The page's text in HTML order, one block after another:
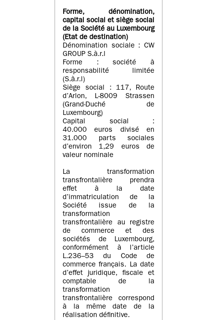
Forme, dénomination,
capital social et siège social
de la Société au Luxembourg
(Etat de destination)
Dénomination sociale : CW
GROUP S.à.r.l
Forme : société à
responsabilité limitée
(S.à.r.l)
Siège social : 117, Route
d’Arlon, L-8009 Strassen
(Grand-Duché de
Luxembourg)
Capital social :
40.000 euros divisé en
31.000 parts sociales
d’environ 1,29 euros de
valeur nominale
La transformation
transfrontalière prendra
effet à la date
d’immatriculation de la
Société issue de la
transformation
transfrontalière au registre
de commerce et des
sociétés de Luxembourg,
conformément à l’article
L.236–53 du Code de
commerce français. La date
d’effet juridique, fiscale et
comptable de la
transformation
transfrontalière correspond
à la même date de la
réalisation définitive.